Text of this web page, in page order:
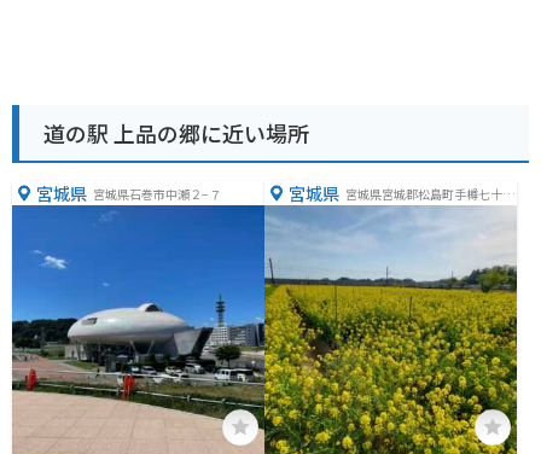
道の駅 上品の郷に近い場所
宮城県 宮城県石巻市中瀬２−７ 宮城県 宮城県宮城郡松島町手樽七十里